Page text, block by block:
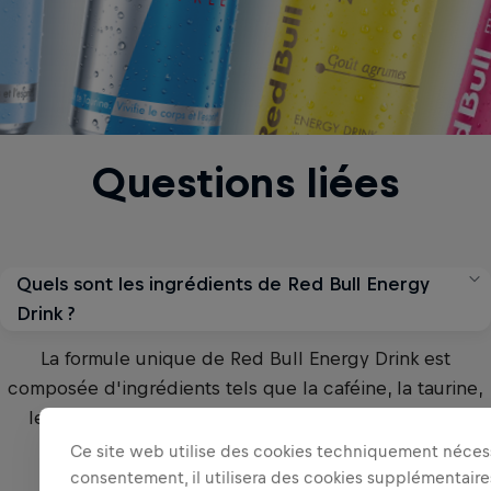
Questions liées
Quels sont les ingrédients de Red Bull Energy
Drink ?
La formule unique de Red Bull Energy Drink est
composée d'ingrédients tels que la caféine, la taurine,
les vitamines du groupe B, des sucres et de l'eau.
Voir la réponse complète
Ce site web utilise des cookies techniquement
consentement, il utilisera des cookies